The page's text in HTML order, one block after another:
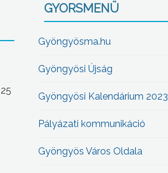
GYORSMENÜ
Gyöngyösma.hu
Gyöngyösi Újság
Gyöngyösi Kalendárium 2023
Pályázati kommunikáció
Gyöngyös Város Oldala